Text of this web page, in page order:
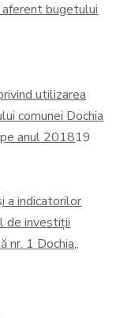
bugetului
utilizarea
comunei Dochia
anul 201819
a indicatorilor
de investiții
nr. 1 Dochia„